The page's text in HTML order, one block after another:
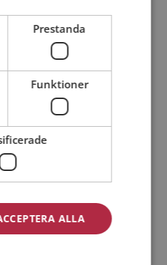
kostnad!
Kvinna
Prestanda
Funktioner
ALLA